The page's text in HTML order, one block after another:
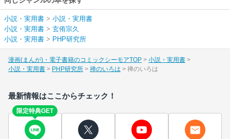
小説・実用書 > 小説・実用書
小説・実用書 > 玄侑宗久
小説・実用書 > PHP研究所
漫画(まんが)・電子書籍のコミックシーモアTOP
小説・実用書
小説・実用書
PHP研究所 禅のいろは 禅のいろは
最新情報はここからチェック！
限定特典GET